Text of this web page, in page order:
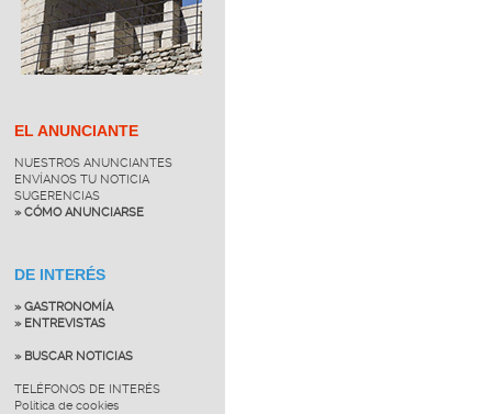
EL ANUNCIANTE
NUESTROS ANUNCIANTES
ENVÍANOS TU NOTICIA
SUGERENCIAS
» CÓMO ANUNCIARSE
DE INTERÉS
» GASTRONOMÍA
» ENTREVISTAS
» BUSCAR NOTICIAS
TELÉFONOS DE INTERÉS
Política de cookies